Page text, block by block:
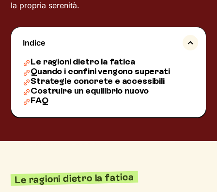
la propria serenità.
Indice
Le ragioni dietro la fatica
Quando i confini vengono superati
Strategie concrete e accessibili
Costruire un equilibrio nuovo
FAQ
Le ragioni dietro la fatica